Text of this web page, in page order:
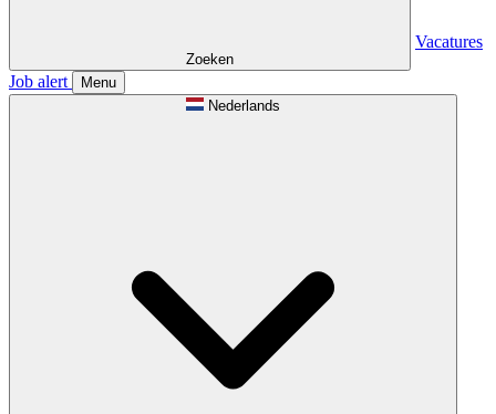
Zoeken
Vacatures
Job alert
Menu
Nederlands